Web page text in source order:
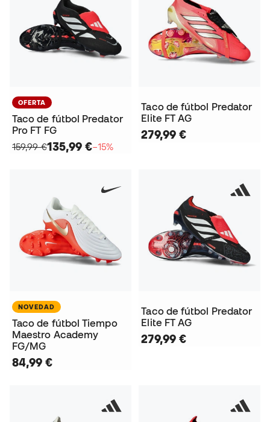
OFERTA
Taco de fútbol Predator
Pro FT FG
159,99 €135,99 €−15%
Taco de fútbol Predator
Elite FT AG
279,99 €
NOVEDAD
Taco de fútbol Tiempo
Maestro Academy
FG/MG
84,99 €
Taco de fútbol Predator
Elite FT AG
279,99 €